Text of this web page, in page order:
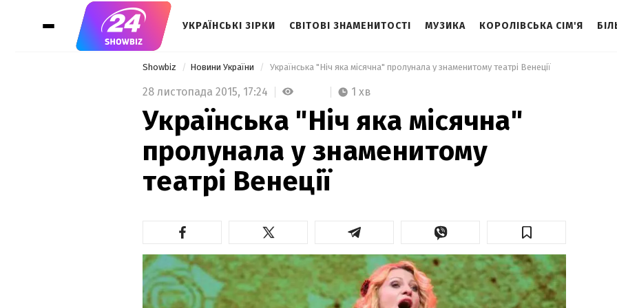
УКРАЇНСЬКІ ЗІРКИ СВІТОВІ ЗНАМЕНИТОСТІ МУЗИКА КОРОЛІВСЬКА СІМ'Я
Showbiz Новини України Українська "Ніч яка місячна" пролунала у знаменитому театрі Венеції
28 листопада 2015, 17:24 1 хв
Українська "Ніч яка місячна"
пролунала у знаменитому
театрі Венеції